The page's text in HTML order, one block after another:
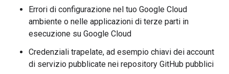
Errori di configurazione nel tuo Google Cloud
ambiente o nelle applicazioni di terze parti in
esecuzione su Google Cloud
Credenziali trapelate, ad esempio chiavi dei account
di servizio pubblicate nei repository GitHub pubblici